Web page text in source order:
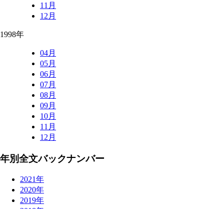
11月
12月
1998年
04月
05月
06月
07月
08月
09月
10月
11月
12月
年別全文バックナンバー
2021年
2020年
2019年